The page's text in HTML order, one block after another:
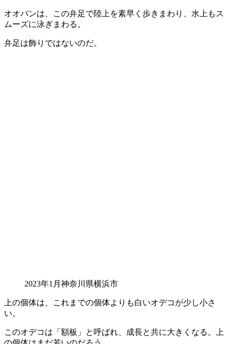
オオバンは、この弁足で陸上を素早く歩きまわり、水上もス
ムーズに泳ぎまわる。
弁足は飾りではないのだ。
2023年1月神奈川県横浜市
上の個体は、これまでの個体よりも白いオデコが少し小さ
い。
このオデコは「額板」と呼ばれ、成長と共に大きくなる。上